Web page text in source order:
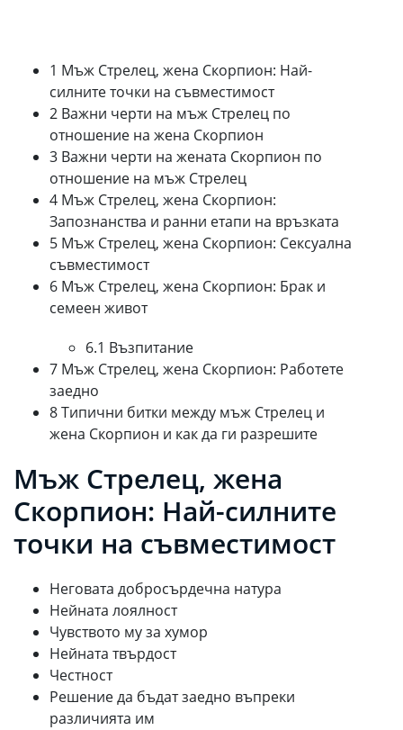
1 Мъж Стрелец, жена Скорпион: Най-
силните точки на съвместимост
2 Важни черти на мъж Стрелец по
отношение на жена Скорпион
3 Важни черти на жената Скорпион по
отношение на мъж Стрелец
4 Мъж Стрелец, жена Скорпион:
Запознанства и ранни етапи на връзката
5 Мъж Стрелец, жена Скорпион: Сексуална
съвместимост
6 Мъж Стрелец, жена Скорпион: Брак и
семеен живот
6.1 Възпитание
7 Мъж Стрелец, жена Скорпион: Работете
заедно
8 Типични битки между мъж Стрелец и
жена Скорпион и как да ги разрешите
Мъж Стрелец, жена
Скорпион: Най-силните
точки на съвместимост
Неговата добросърдечна натура
Нейната лоялност
Чувството му за хумор
Нейната твърдост
Честност
Решение да бъдат заедно въпреки
различията им